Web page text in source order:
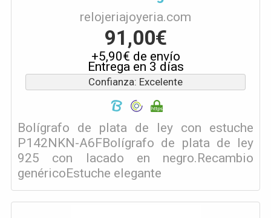
relojeriajoyeria.com
91,00€
+5,90€ de envío
Entrega en 3 días
Confianza: Excelente
Bolígrafo de plata de ley con estuche
P142NKN-A6FBolígrafo de plata de ley
925 con lacado en negro.Recambio
genéricoEstuche elegante